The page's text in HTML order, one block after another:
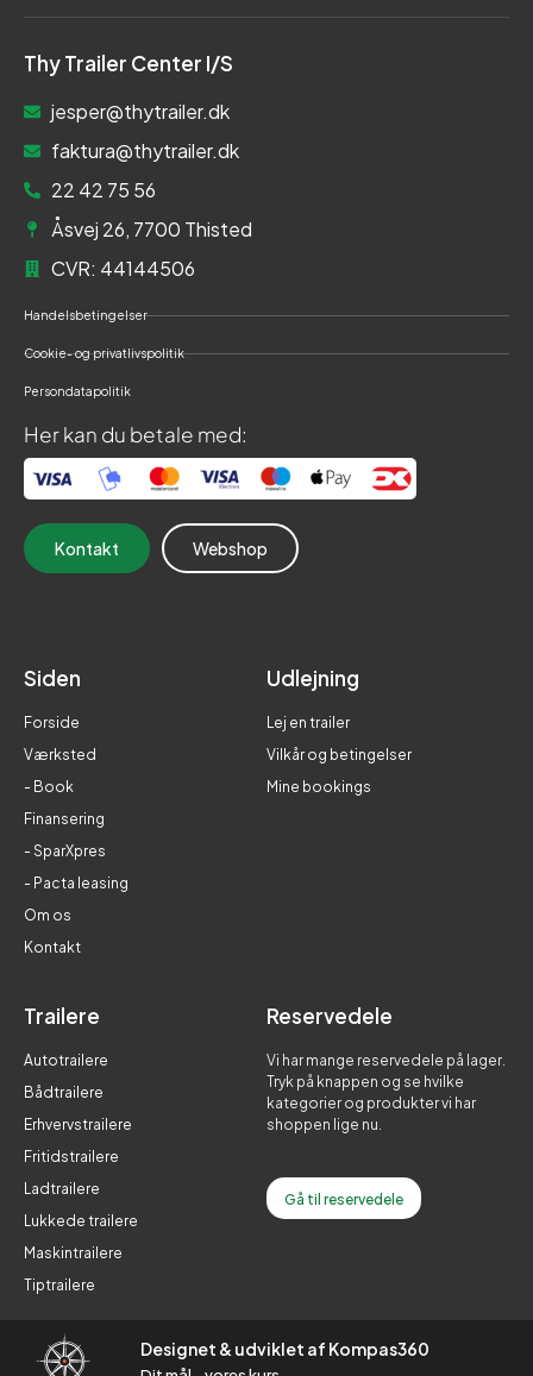
Thy Trailer Center I/S
jesper@thytrailer.dk
faktura@thytrailer.dk
22 42 75 56
Åsvej 26, 7700 Thisted
CVR: 44144506
Handelsbetingelser
Cookie- og privatlivspolitik
Persondatapolitik
Her kan du betale med:
Kontakt Webshop
Siden
Forside
Værksted
- Book
Finansering
- SparXpres
- Pacta leasing
Om os
Kontakt
Udlejning
Lej en trailer
Vilkår og betingelser
Mine bookings
Trailere
Autotrailere
Bådtrailere
Erhvervstrailere
Fritidstrailere
Ladtrailere
Lukkede trailere
Maskintrailere
Tiptrailere
Reservedele
Vi har mange reservedele på lager.
Tryk på knappen og se hvilke
kategorier og produkter vi har
shoppen lige nu.
Gå til reservedele
Designet & udviklet af Kompas360